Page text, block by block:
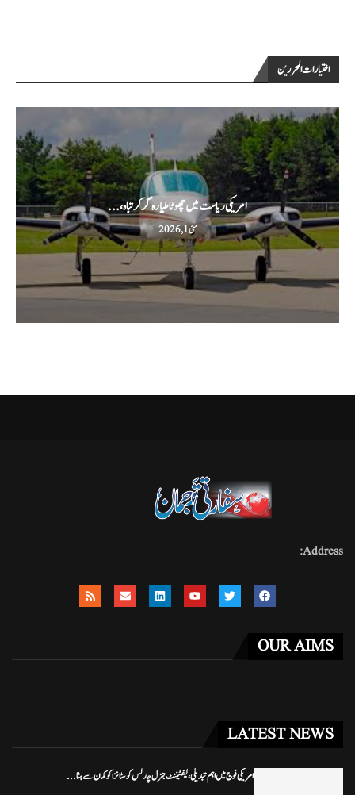
اختيارات المحررين
امریکی ریاست میں چھوٹا طیارہ گر کر تباہ،...
مئی 1, 2026
Address:
OUR AIMS
LATEST NEWS
امریکی فوج میں اہم تبدیلی، لیفٹیننٹ جنرل چارلس کوسٹانزا کو کمان سے ہٹا...